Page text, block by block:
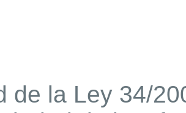
de la Ley 34/